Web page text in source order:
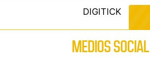
DIGITICK
MEDIOS SOCIAL